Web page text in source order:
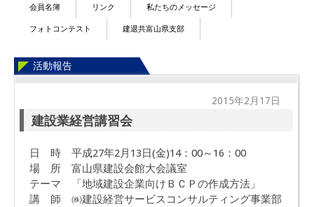
会員名簿 リンク 私たちのメッセージ
フォトコンテスト 建退共富山県支部
活動報告
2015年2月17日
建設業経営講習会
日 時 平成27年2月13日(金)14：00～16：00
場 所 富山県建設会館大会議室
テーマ 「地域建設企業向けＢＣＰの作成方法」
講 師 ㈱建設経営サービスコンサルティング事業部